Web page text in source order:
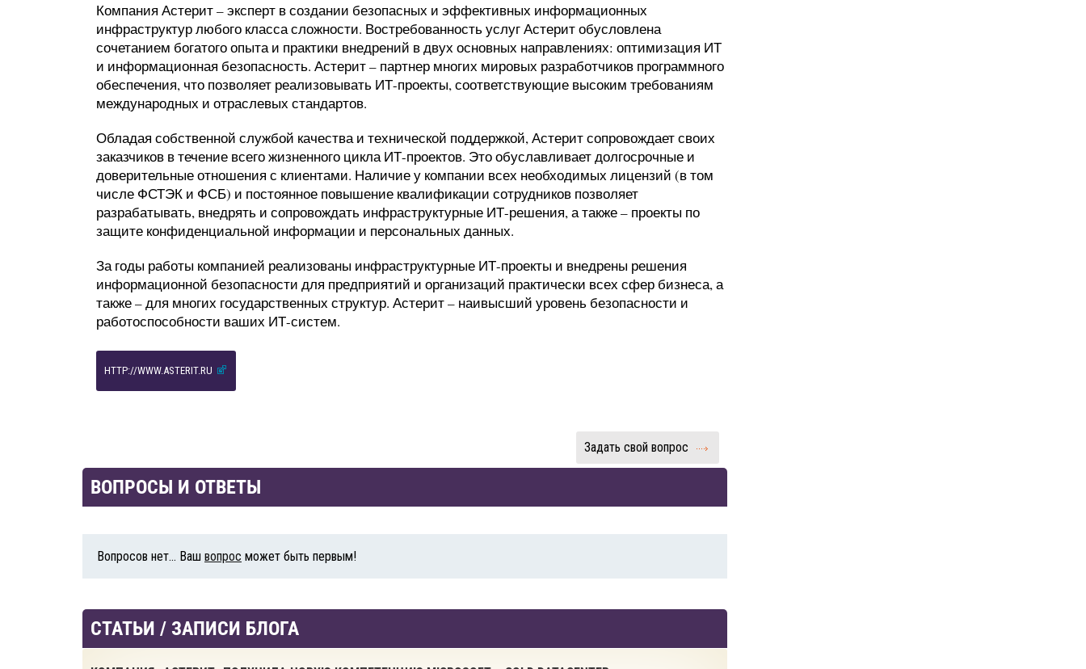
Компания Астерит – эксперт в создании безопасных и эффективных информационных
инфраструктур любого класса сложности. Востребованность услуг Астерит обусловлена
сочетанием богатого опыта и практики внедрений в двух основных направлениях: оптимизация ИТ
и информационная безопасность. Астерит – партнер многих мировых разработчиков программного
обеспечения, что позволяет реализовывать ИТ-проекты, соответствующие высоким требованиям
международных и отраслевых стандартов.
Обладая собственной службой качества и технической поддержкой, Астерит сопровождает своих
заказчиков в течение всего жизненного цикла ИТ-проектов. Это обуславливает долгосрочные и
доверительные отношения с клиентами. Наличие у компании всех необходимых лицензий (в том
числе ФСТЭК и ФСБ) и постоянное повышение квалификации сотрудников позволяет
разрабатывать, внедрять и сопровождать инфраструктурные ИТ-решения, а также – проекты по
защите конфиденциальной информации и персональных данных.
За годы работы компанией реализованы инфраструктурные ИТ-проекты и внедрены решения
информационной безопасности для предприятий и организаций практически всех сфер бизнеса, а
также – для многих государственных структур. Астерит – наивысший уровень безопасности и
работоспособности ваших ИТ-систем.
HTTP://WWW.ASTERIT.RU
Задать свой вопрос
ВОПРОСЫ И ОТВЕТЫ
Вопросов нет... Ваш вопрос может быть первым!
СТАТЬИ / ЗАПИСИ БЛОГА